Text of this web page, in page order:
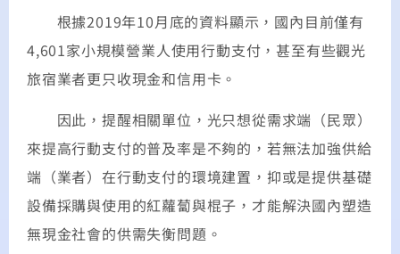
根據2019年10月底的資料顯示，國內目前僅有
4,601家小規模營業人使用行動支付，甚至有些觀光
旅宿業者更只收現金和信用卡。
因此，提醒相關單位，光只想從需求端（民眾）
來提高行動支付的普及率是不夠的，若無法加強供給
端（業者）在行動支付的環境建置，抑或是提供基礎
設備採購與使用的紅蘿蔔與棍子，才能解決國內塑造
無現金社會的供需失衡問題。